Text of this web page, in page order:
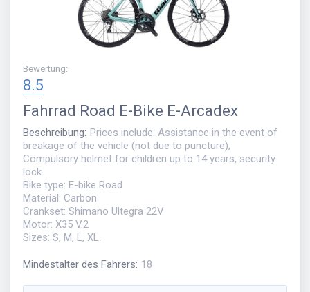
Bewertung:
8.5
Fahrrad Road E-Bike E-Arcadex
Beschreibung: Prices include: Assistance in the event of
breakage of the vehicle (not due to puncture),
Compulsory helmet for children up to 14 years, security
lock.
Bike type: E-bike Road
Material: Carbon
Crankset: Shimano Ultegra 22V
Motor: X35 V.2
Sizes: S, M, L, XL.
Mindestalter des Fahrers: 18